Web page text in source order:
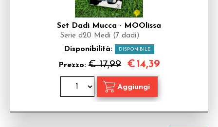
Set Dadi Mucca - MOOlissa
Serie d20 Medi (7 dadi)
Disponibilità: DISPONIBILE
Prezzo:€ 17,99 €14,39